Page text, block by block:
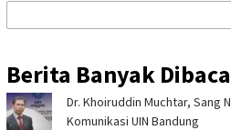
Berita Banyak
Dr. Khoiruddin Muchtar, Sang
Komunikasi UIN Bandung